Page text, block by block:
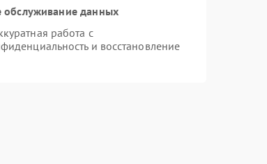
данных
работа с
и восстановление